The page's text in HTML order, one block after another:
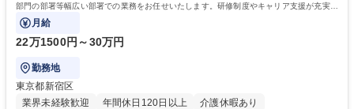
部門の部署等幅広い部署での業務をお任せいたします。研修制度やキャリア支援が充実し
ております！ ※下記業務詳細
月給
22万1500円～30万円
勤務地
東京都新宿区
業界未経験歓迎
年間休日120日以上
介護休暇あり